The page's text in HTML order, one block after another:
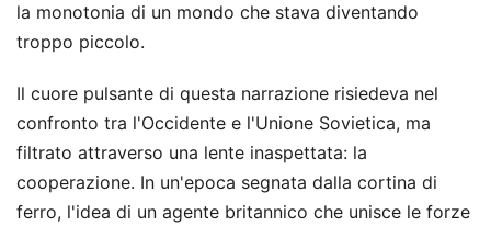
la monotonia di un mondo che stava diventando
troppo piccolo.
Il cuore pulsante di questa narrazione risiedeva nel
confronto tra l'Occidente e l'Unione Sovietica, ma
filtrato attraverso una lente inaspettata: la
cooperazione. In un'epoca segnata dalla cortina di
ferro, l'idea di un agente britannico che unisce le forze